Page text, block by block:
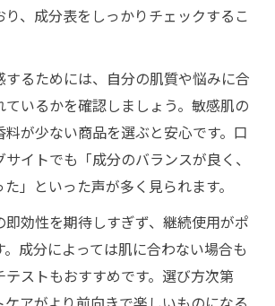
、成分表をしっかりチェックするこ
するためには、自分の肌質や悩みに合
ているかを確認しましょう。敏感肌の
が少ない商品を選ぶと安心です。口
イトでも「成分のバランスが良く、
」といった声が多く見られます。
即効性を期待しすぎず、継続使用がポ
成分によっては肌に合わない場合も
テストもおすすめです。選び方次第